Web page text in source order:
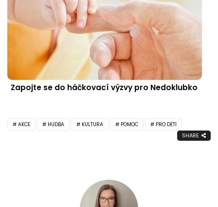
Zapojte se do háčkovací výzvy pro Nedoklubko
AKCE HUDBA KULTURA POMOC PRO DĚTI
SHARE